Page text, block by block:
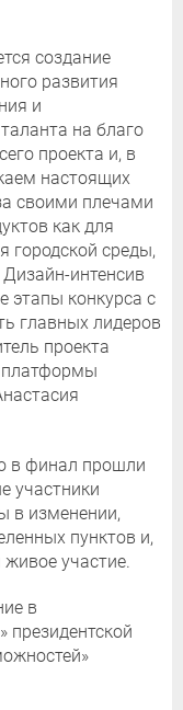
создание
развития
и
на благо
проекта и, в
настоящих
своими плечами
как для
городской среды,
интенсив
этапы конкурса с
главных лидеров
проекта
платформы
в финал прошли
участники
в изменении,
пунктов и,
участие.
в